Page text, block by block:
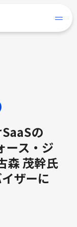
の
ース・ジ
森 茂幹氏
ザーに